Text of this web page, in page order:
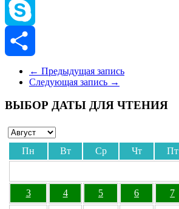
Viber
Skype
Отправить
← Предыдущая запись
Следующая запись →
ВЫБОР ДАТЫ ДЛЯ ЧТЕНИЯ
Пн Вт Ср Чт Пт
3 4 5 6 7